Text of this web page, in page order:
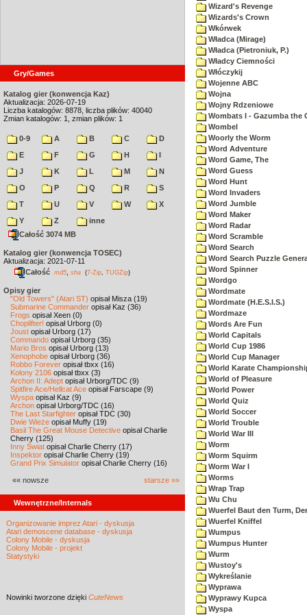
Gry/Games
Katalog gier (konwencja Kaz)
Aktualizacja: 2026-07-19
Liczba katalogów: 8878, liczba plików: 40040
Zmian katalogów: 1, zmian plików: 1
0-9 A B C
D
E
F G H
I
J
K L M
N
O
P Q R
S
T
U V W
X
Y
Z
inne
Całość 3074 MB
Katalog gier (konwencja TOSEC)
Aktualizacja: 2021-07-11
Całość md5 sha (7-Zip TUGZip)
Opisy gier
"Old Towers" (Atari ST) opisał Misza (19)
Submarine Commander opisał Kaz (36)
Frogs opisał Xeen (0)
Choplifter! opisał Urborg (0)
Joust opisał Urborg (17)
Commando opisał Urborg (35)
Mario Bros opisał Urborg (13)
Xenophobe opisał Urborg (36)
Robbo Forever opisał tbxx (16)
Kolony 2106 opisał tbxx (3)
Archon II: Adept opisał Urborg/TDC (9)
Spitfire Ace/Hellcat Ace opisał Farscape (9)
Wyspa opisał Kaz (9)
Archon opisał Urborg/TDC (16)
The Last Starfighter opisał TDC (30)
Dwie Wieże opisał Muffy (19)
Basil The Great Mouse Detective opisał Charlie
Cherry (125)
Inny Świat opisał Charlie Cherry (17)
Inspektor opisał Charlie Cherry (19)
Grand Prix Simulator opisał Charlie Cherry (16)
«« nowsze starsze »»
Wewnętrzne/Internals
Organizowanie imprez Atari - dyskusja
Atari demoscene database - dyskusja
Colony Mobile - dyskusja
Colony Mobile - projekt
Statystyki
Nowinki tworzone dzięki CuteNews
Wizard's Revenge
Wizards's Crown
Wkórwek
Władca (Mirage)
Władca (Pietroniuk, P.)
Władcy Ciemności
Włóczykij
Wojenne ABC
Wojna
Wojny Rdzeniowe
Wombats I - Gazumba the
Wombel
Woorly the Worm
Word Adventure
Word Game, The
Word Guess
Word Hunt
Word Invaders
Word Jumble
Word Maker
Word Radar
Word Scramble
Word Search
Word Search Puzzle
Word Spinner
Wordgo
Wordmate
Wordmate (H.E.S.I.S.)
Wordmaze
Words Are Fun
World Capitals
World Cup 1986
World Cup Manager
World Karate
World of Pleasure
World Power
World Quiz
World Soccer
World Trouble
World War III
Worm
Worm Squirm
Worm War I
Worms
Wrap Trap
Wu Chu
Wuerfel Baut den Turm, Der
Wuerfel Kniffel
Wumpus
Wumpus Hunter
Wurm
Wustoy's
Wykreślanie
Wyprawa
Wyprawy Kupca
Wyspa